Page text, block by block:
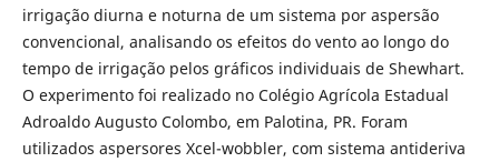
irrigação diurna e noturna de um sistema por aspersão
convencional, analisando os efeitos do vento ao longo do
tempo de irrigação pelos gráficos individuais de Shewhart.
O experimento foi realizado no Colégio Agrícola Estadual
Adroaldo Augusto Colombo, em Palotina, PR. Foram
utilizados aspersores Xcel-wobbler, com sistema antideriva